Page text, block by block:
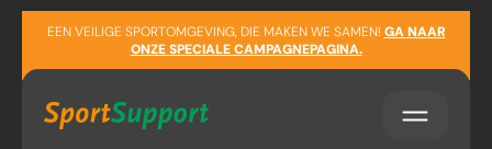
Sla navigatie over
EEN VEILIGE SPORTOMGEVING, DIE MAKEN WE SAMEN! GA NAAR
ONZE SPECIALE CAMPAGNEPAGINA.